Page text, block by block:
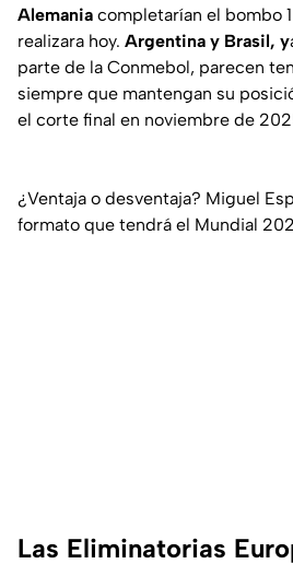
Alemania completarían el bombo
realizara hoy. Argentina y Brasil, y
parte de la Conmebol, parecen
siempre que mantengan su
el corte final en noviembre de
¿Ventaja o desventaja? Miguel
formato que tendrá el Mundial
Las Eliminatorias